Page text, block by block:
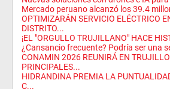
Mercado peruano alcanzó los 39.4
OPTIMIZARÁN SERVICIO ELÉCTRICO
DISTRITO...
¡EL "ORGULLO TRUJILLANO" HACE
¿Cansancio frecuente? Podría ser una
CONAMIN 2026 REUNIRÁ EN
PRINCIPALES...
HIDRANDINA PREMIA LA
C...